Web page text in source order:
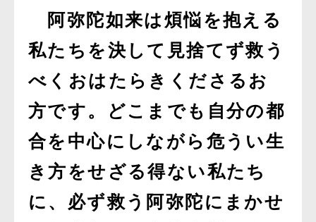
阿弥陀如来は煩悩を抱える
私たちを決して見捨てず救う
べくおはたらきくださるお
方です。どこまでも自分の都
合を中心にしながら危うい生
き方をせざる得ない私たち
に、必ず救う阿弥陀にまかせ